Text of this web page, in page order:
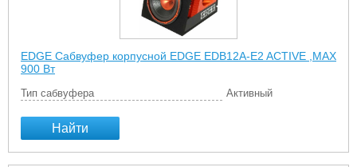
EDGE Сабвуфер корпусной EDGE EDB12A-E2 ACTIVE ,MAX
900 Вт
Тип сабвуфера Активный
Найти